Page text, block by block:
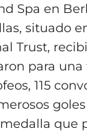
Spa en
situado
Trust,
para
115
goles
que